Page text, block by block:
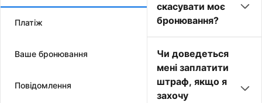
Платіж
Ваше бронювання
Повідомлення
скасувати моє
бронювання?
Чи доведеться
мені заплатити
штраф, якщо я
захочу